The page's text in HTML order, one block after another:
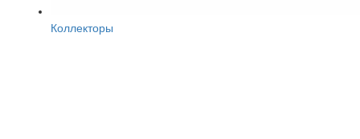
Коллекторы